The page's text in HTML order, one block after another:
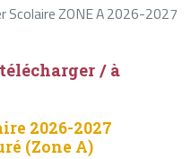
Scolaire ZONE A 2026-2027
/ à
2026-2027
(Zone A)